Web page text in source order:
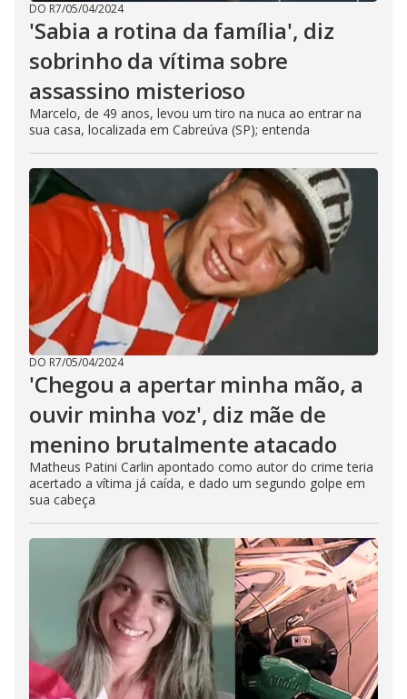
DO R7/05/04/2024
'Sabia a rotina da família', diz
sobrinho da vítima sobre
assassino misterioso
Marcelo, de 49 anos, levou um tiro na nuca ao entrar na
sua casa, localizada em Cabreúva (SP); entenda
DO R7/05/04/2024
'Chegou a apertar minha mão, a
ouvir minha voz', diz mãe de
menino brutalmente atacado
Matheus Patini Carlin apontado como autor do crime teria
acertado a vítima já caída, e dado um segundo golpe em
sua cabeça